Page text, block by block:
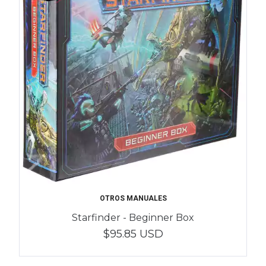
OTROS MANUALES
Starfinder - Beginner Box
$95.85 USD